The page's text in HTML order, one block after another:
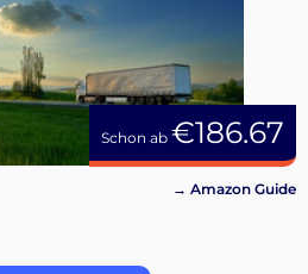
Schon ab €186.67
→ Amazon Guide